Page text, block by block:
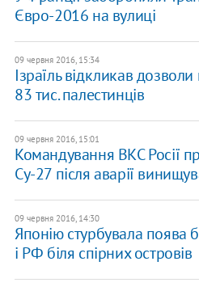
Євро-2016 на вулиці
09 червня 2016, 15:34
Ізраїль відкликав
83 тис. палестинців
09 червня 2016, 15:01
Командування ВКС Росії
Су-27 після аварії
09 червня 2016, 14:30
Японію стурбувала поява
і РФ біля спірних островів